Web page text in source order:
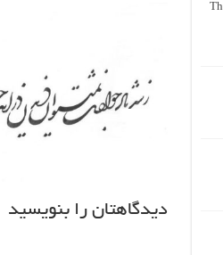
دیدگاهتان را بنویسید